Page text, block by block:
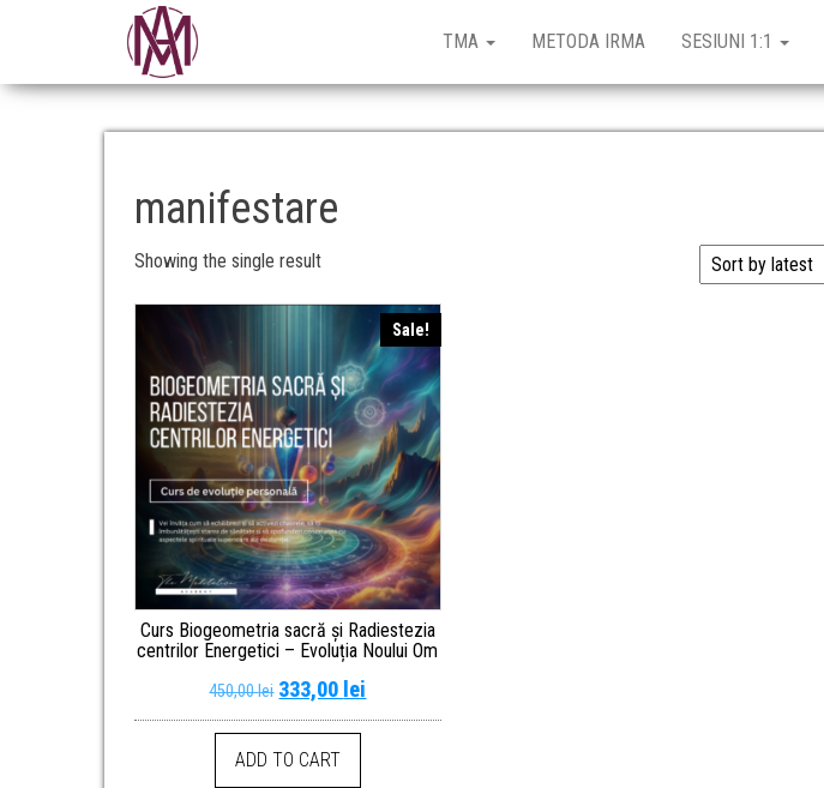
fără
TMA METODA IRMA SESIUNI 1:1
manifestare
Showing the single result
Sale!
Curs Biogeometria sacră și Radiestezia
centrilor Energetici – Evoluția Noului Om
450,00lei 333,00 lei
ADD TO CART